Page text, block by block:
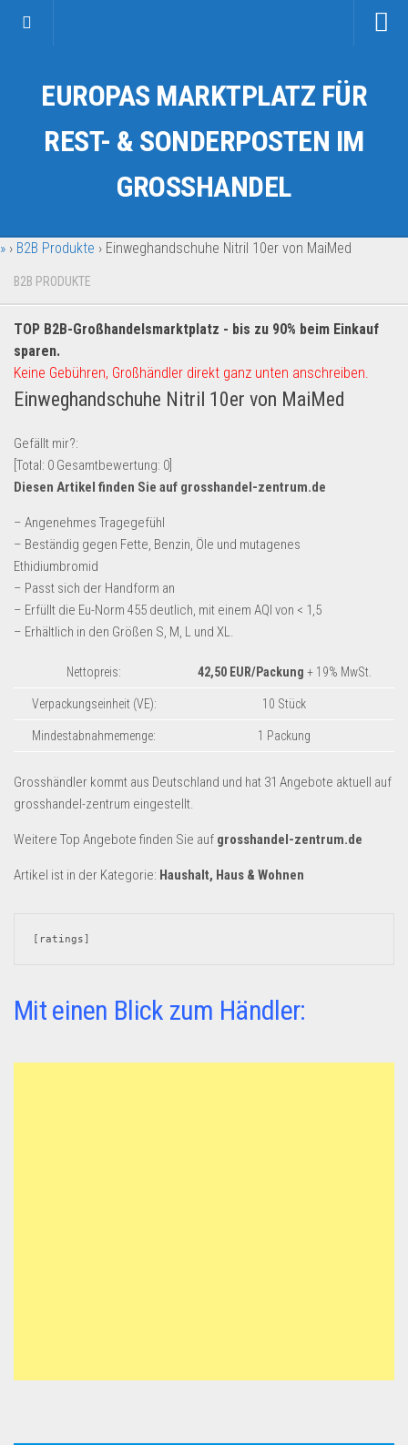
Kategorien
Auto & Motorrad
Fahrzeuge & Transport
Garten & Werkzeug
Geschäft, Büro & Schreibwaren
Geschenkartikel
Handy und Smartphone
Kosmetik & Pflege
Multimedia & Elektro
Münzen
Spielzeug & Games
Schuhe & Accessoires
Sport & Freizeit
Uhren & Schmuck
Wohnen & Einrichten
Restposten-Angebote
Restposten für Privatpersonen
eBay Restposten kaufen
Saison & Eventprodkte
B2B Produkte
Grosshandel
Aldi
Kostenlos verkaufen
EUROPAS MARKTPLATZ FÜR
REST- & SONDERPOSTEN IM
GROSSHANDEL
» › B2B Produkte › Einweghandschuhe Nitril 10er von MaiMed
B2B PRODUKTE
TOP B2B-Großhandelsmarktplatz - bis zu 90% beim Einkauf
sparen.
Keine Gebühren, Großhändler direkt ganz unten anschreiben.
Einweghandschuhe Nitril 10er von MaiMed
Gefällt mir?:
[Total: 0 Gesamtbewertung: 0
Diesen Artikel finden Sie auf grosshandel-zentrum.de
– Angenehmes Tragegefühl
– Beständig gegen Fette, Benzin, Öle und mutagenes
Ethidiumbromid
– Passt sich der Handform an
– Erfüllt die Eu-Norm 455 deutlich, mit einem AQl von < 1,5
– Erhältlich in den Größen S, M, L und XL.
Nettopreis: 42,50 EUR/Packung + 19% MwSt.
Verpackungseinheit (VE): 10 Stück
Mindestabnahmemenge: 1 Packung
Grosshändler kommt aus Deutschland und hat 31 Angebote aktuell auf
grosshandel-zentrum eingestellt.
Weitere Top Angebote finden Sie auf grosshandel-zentrum.de
Artikel ist in der Kategorie: Haushalt, Haus & Wohnen
[ratings]
Mit einen Blick zum Händler: